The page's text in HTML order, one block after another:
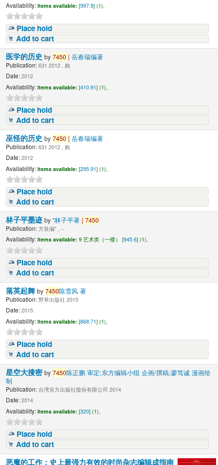
Availability: Items available: [997.9] (1),
Place hold
Add to cart
医学的历史by7450 | 岳春瑞编著
Publication: 631 2012 , 购
Date: 2012
Availability: Items available: [410.91] (1),
Place hold
Add to cart
巫怪的历史by7450 | 岳春瑞编著
Publication: 631 2012 , 购
Date: 2012
Availability: Items available: [295.91] (1),
Place hold
Add to cart
林子平墨迹by"林子平著 | 7450
Publication: 方良编" , --
Availability: Items available: 9 艺术类（一楼） [945.6] (1),
Place hold
Add to cart
落英起舞by7450陈雪风 著
Publication: 野草出版社 2015
Date: 2015
Availability: Items available: [868.71] (1),
Place hold
Add to cart
星空大搜密by7450陈正鹏 审定;东方编辑小组 企画/撰稿;廖笃诚 漫画绘
制
Publication: 台湾东方出版社股份有限公司 2014
Date: 2014
Availability: Items available: [320] (1),
Place hold
Add to cart
恶魔的工作：史上最强力有效的时尚杂志编辑成指南